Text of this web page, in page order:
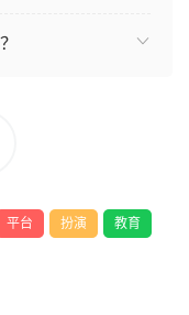
平台 扮演
教育